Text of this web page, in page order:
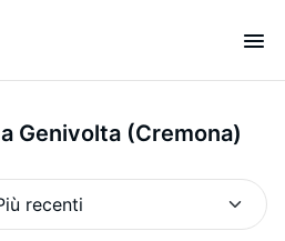
Genivolta (Cremona)